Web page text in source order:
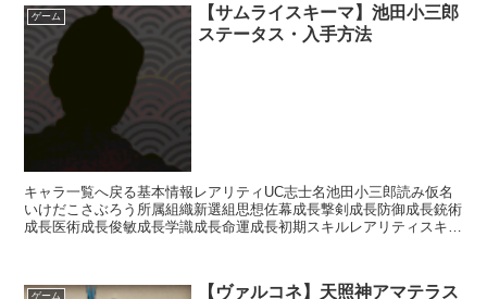
ゲーム
【サムライスキーマ】池田小三郎
ステータス・入手方法
キャラ一覧へ戻る基本情報レアリティUC志士名池田小三郎読み仮名
いけだこさぶろう所属組織新選組思想佐幕成長撃剣成長防御成長銃術
成長医術成長俊敏成長学識成長命運成長初期スキルレアリティスキル
ゲーム
【ヴァルコネ】天照神アマテラス